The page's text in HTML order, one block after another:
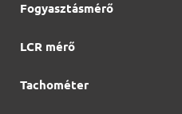
Fogyasztásmérő
LCR mérő
Tachométer